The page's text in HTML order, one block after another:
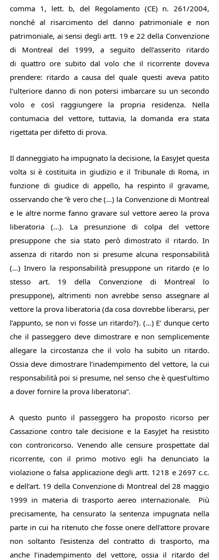
comma 1, lett. b, del Regolamento (CE) n. 261/2004,
nonché al risarcimento del danno patrimoniale e non
patrimoniale, ai sensi degli artt. 19 e 22 della Convenzione
di Montreal del 1999, a seguito dell’asserito ritardo
di quattro ore subito dal volo che il ricorrente doveva
prendere: ritardo a causa del quale questi aveva patito
l’ulteriore danno di non potersi imbarcare su un secondo
volo e così raggiungere la propria residenza. Nella
contumacia del vettore, tuttavia, la domanda era stata
rigettata per difetto di prova.
Il danneggiato ha impugnato la decisione, la EasyJet questa
volta si è costituita in giudizio e il Tribunale di Roma, in
funzione di giudice di appello, ha respinto il gravame,
osservando che “è vero che (…) la Convenzione di Montreal
e le altre norme fanno gravare sul vettore aereo la prova
liberatoria (…). La presunzione di colpa del vettore
presuppone che sia stato però dimostrato il ritardo. In
assenza di ritardo non si presume alcuna responsabilità
(…) Invero la responsabilità presuppone un ritardo (e lo
stesso art. 19 della Convenzione di Montreal lo
presuppone), altrimenti non avrebbe senso assegnare al
vettore la prova liberatoria (da cosa dovrebbe liberarsi, per
l’appunto, se non vi fosse un ritardo?). (…) E’ dunque certo
che il passeggero deve dimostrare e non semplicemente
allegare la circostanza che il volo ha subito un ritardo.
Ossia deve dimostrare l’inadempimento del vettore, la cui
responsabilità poi si presume, nel senso che è quest’ultimo
a dover fornire la prova liberatoria“.
A questo punto il passeggero ha proposto ricorso per
Cassazione contro tale decisione e la EasyJet ha resistito
con controricorso. Venendo alle censure prospettate dal
ricorrente, con il primo motivo egli ha denunciato la
violazione o falsa applicazione degli artt. 1218 e 2697 c.c.
e dell’art. 19 della Convenzione di Montreal del 28 maggio
1999 in materia di trasporto aereo internazionale. Più
precisamente, ha censurato la sentenza impugnata nella
parte in cui ha ritenuto che fosse onere dell’attore provare
non soltanto l’esistenza del contratto di trasporto, ma
anche l’inadempimento del vettore, ossia il ritardo del